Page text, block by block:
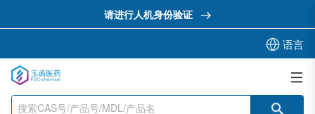
请进行人机身份验证
语言